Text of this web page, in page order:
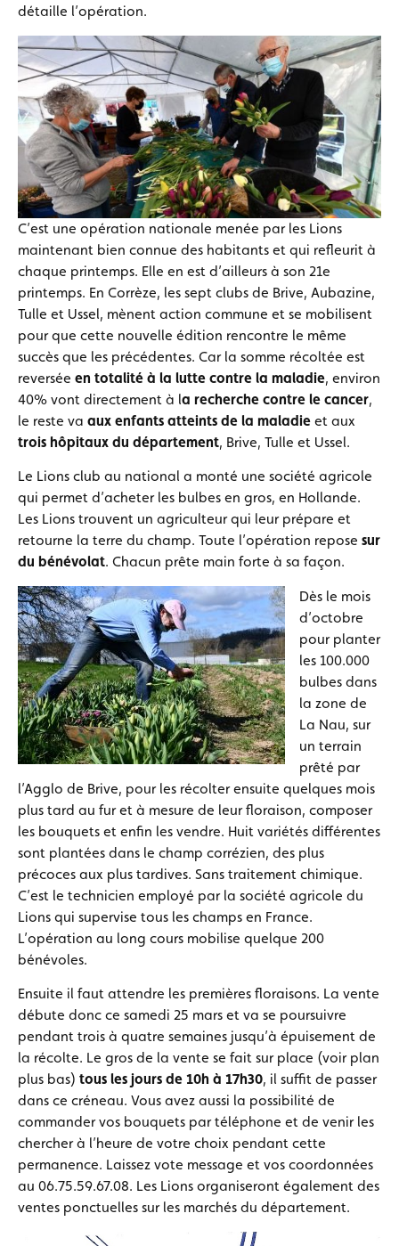
détaille l’opération.
C’est une opération nationale menée par les Lions
maintenant bien connue des habitants et qui refleurit à
chaque printemps. Elle en est d’ailleurs à son 21e
printemps. En Corrèze, les sept clubs de Brive, Aubazine,
Tulle et Ussel, mènent action commune et se mobilisent
pour que cette nouvelle édition rencontre le même
succès que les précédentes. Car la somme récoltée est
reversée en totalité à la lutte contre la maladie, environ
40% vont directement à la recherche contre le cancer,
le reste va aux enfants atteints de la maladie et aux
trois hôpitaux du département, Brive, Tulle et Ussel.
Le Lions club au national a monté une société agricole
qui permet d’acheter les bulbes en gros, en Hollande.
Les Lions trouvent un agriculteur qui leur prépare et
retourne la terre du champ. Toute l’opération repose sur
du bénévolat. Chacun prête main forte à sa façon.
Dès le mois
d’octobre
pour planter
les 100.000
bulbes dans
la zone de
La Nau, sur
un terrain
prêté par
l’Agglo de Brive, pour les récolter ensuite quelques mois
plus tard au fur et à mesure de leur floraison, composer
les bouquets et enfin les vendre. Huit variétés différentes
sont plantées dans le champ corrézien, des plus
précoces aux plus tardives. Sans traitement chimique.
C’est le technicien employé par la société agricole du
Lions qui supervise tous les champs en France.
L’opération au long cours mobilise quelque 200
bénévoles.
Ensuite il faut attendre les premières floraisons. La vente
débute donc ce samedi 25 mars et va se poursuivre
pendant trois à quatre semaines jusqu’à épuisement de
la récolte. Le gros de la vente se fait sur place (voir plan
plus bas) tous les jours de 10h à 17h30, il suffit de passer
dans ce créneau. Vous avez aussi la possibilité de
commander vos bouquets par téléphone et de venir les
chercher à l’heure de votre choix pendant cette
permanence. Laissez vote message et vos coordonnées
au 06.75.59.67.08. Les Lions organiseront également des
ventes ponctuelles sur les marchés du département.